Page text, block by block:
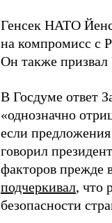
Генсек НАТО
на компромисс с
Он также
В Госдуме ответ
«однозначно
если
говорил
факторов прежде
подчеркивал, что
безопасности